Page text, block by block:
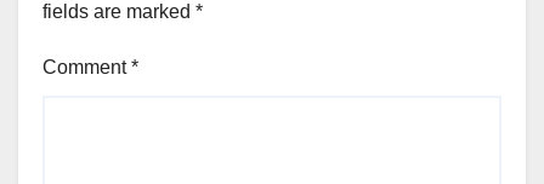
fields are marked *
Comment*